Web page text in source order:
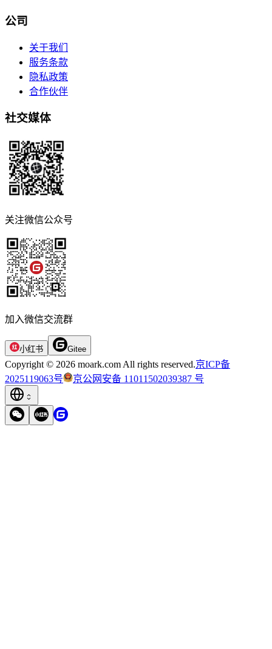
公司
关于我们
服务条款
隐私政策
合作伙伴
社交媒体
关注微信公众号
加入微信交流群
小红书 Gitee
Copyright © 2026 moark.com All rights reserved.京ICP备
2025119063号
京公网安备 11011502039387 号